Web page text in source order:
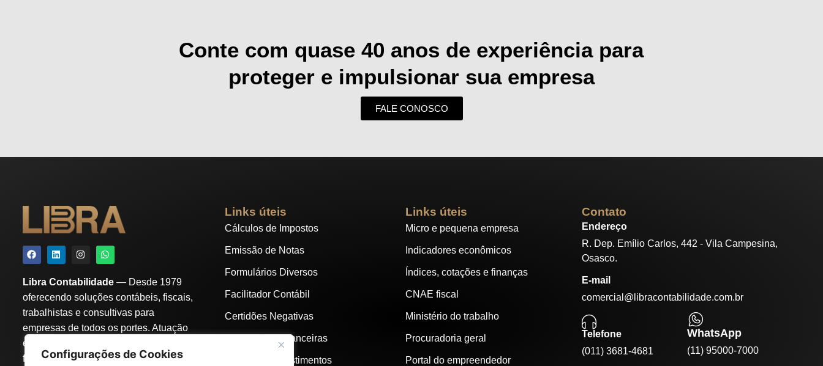
Configurações de Cookies
Conte com quase 40 anos de experiência para
proteger e impulsionar sua empresa
FALE CONOSCO
Libra Contabilidade— Desde 1979
oferecendo soluções contábeis, fiscais,
trabalhistas e consultivas para
empresas de todos os portes. Atuação
estratégica em
foco em segurança, conformidade e
Links úteis
Cálculos de Impostos
Emissão de Notas
Formulários Diversos
Facilitador Contábil
Certidões Negativas
Instituições Financeiras
Índices de investimentos
Links úteis
Micro e pequena empresa
Indicadores econômicos
Índices, cotações e finanças
CNAE fiscal
Ministério do trabalho
Procuradoria geral
Portal do empreendedor
Contato
Endereço
R. Dep. Emílio Carlos, 442 - Vila Campesina,
Osasco.
E-mail
comercial@libracontabilidade.com.br
Telefone
(011) 3681-4681
WhatsApp
(11) 95000-7000